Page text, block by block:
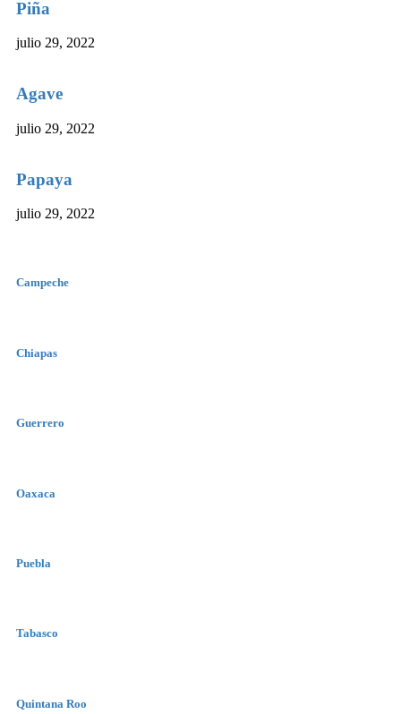
Piña
julio 29, 2022
Agave
julio 29, 2022
Papaya
julio 29, 2022
Campeche
Chiapas
Guerrero
Oaxaca
Puebla
Tabasco
Quintana Roo